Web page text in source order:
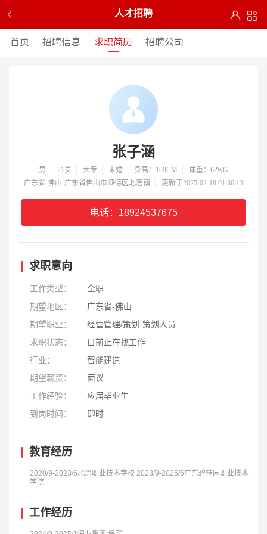
人才招聘
首页 招聘信息 求职简历 招聘公司
张子涵
男 21岁 大专 未婚 身高：169CM
体重：62KG
广东省-佛山-广东省佛山市顺德区北滘镇
更新于2025-02-18 01:36:13
电话：18924537675
求职意向
工作类型：
全职
期望地区：
广东省-佛山
期望职业：
经营管理/策划-策划人员
求职状态：
目前正在找工作
行业：
智能建造
期望薪资：
面议
工作经验：
应届毕业生
到岗时间：
即时
教育经历
2020/9-2023/6北滘职业技术学校 2023/9-2025/6广东碧桂园职业技术
学院
工作经历